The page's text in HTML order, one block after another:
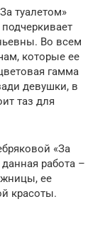
туалетом»
Во всем
которые ее
гамма
девушки, в
таз для
«За
работа –
ее
красоты.